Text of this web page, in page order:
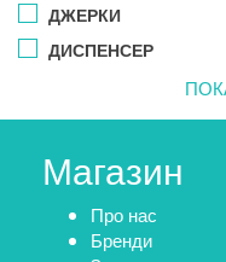
ДЖЕРКИ
ДИСПЕНСЕР
Магазин
Про нас
Бренди